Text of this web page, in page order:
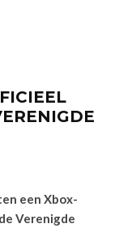
een Xbox-
Verenigde